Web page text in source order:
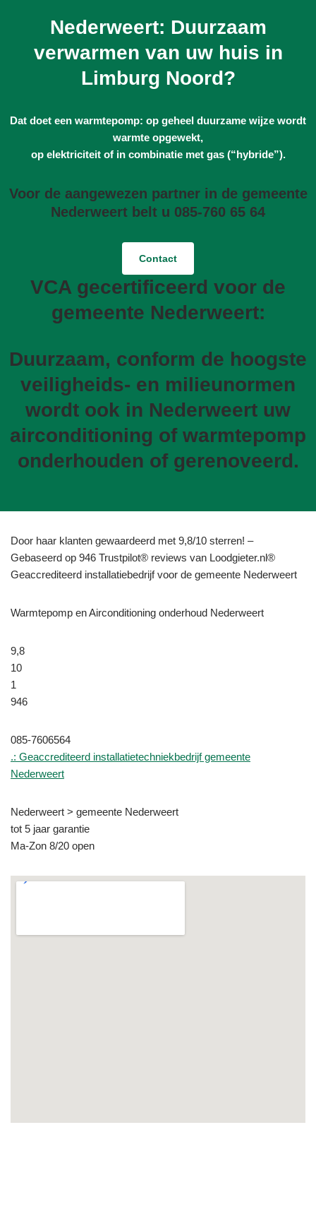
Nederweert: Duurzaam
verwarmen van uw huis in
Limburg Noord?
Dat doet een warmtepomp: op geheel duurzame wijze wordt
warmte opgewekt,
op elektriciteit of in combinatie met gas (“hybride”).
Voor de aangewezen partner in de gemeente
Nederweert belt u 085-760 65 64
Contact
VCA gecertificeerd voor de
gemeente Nederweert:
Duurzaam, conform de hoogste
veiligheids- en milieunormen
wordt ook in Nederweert uw
airconditioning of warmtepomp
onderhouden of gerenoveerd.
Door haar klanten gewaardeerd met 9,8/10 sterren! –
Gebaseerd op 946 Trustpilot® reviews van Loodgieter.nl®
Geaccrediteerd installatiebedrijf voor de gemeente Nederweert
Warmtepomp en Airconditioning onderhoud Nederweert
9,8
10
1
946
085-7606564
.: Geaccrediteerd installatietechniekbedrijf gemeente
Nederweert
Nederweert > gemeente Nederweert
tot 5 jaar garantie
Ma-Zon 8/20 open